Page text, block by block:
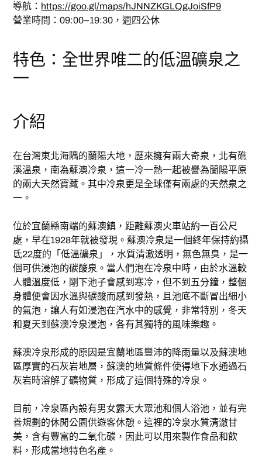
導航： https://goo.gl/maps/hJNNZKGLQgJoiSfP9
營業時間：09:00~19:30，週四公休
特色：全世界唯二的低溫礦泉之
一
介紹
在台灣東北海隅的蘭陽大地，歷來擁有兩大奇泉，北有礁
溪溫泉，南為蘇澳冷泉，這一冷一熱一起被譽為蘭陽平原
的兩大天然寶藏。其中冷泉更是全球僅有兩處的天然泉之
一。
位於宜蘭縣南端的蘇澳鎮，距離蘇澳火車站約一百公尺
處，早在1928年就被發現。蘇澳冷泉是一個終年保持約攝
氐22度的「低溫礦泉」，水質清澈透明，無色無臭，是一
個可供浸泡的碳酸泉。當人們泡在冷泉中時，由於水溫較
人體溫度低，剛下池子會感到寒冷，但不到五分鐘，整個
身體便會因水溫與碳酸而感到發熱，且池底不斷冒出細小
的氣泡，讓人有如浸泡在汽水中的感覺，非常特別，冬天
和夏天到蘇澳冷泉浸泡，各有其獨特的風味樂趣。
蘇澳冷泉形成的原因是宜蘭地區豐沛的降雨量以及蘇澳地
區厚實的石灰岩地層，蘇澳的地質條件使得地下水通過石
灰岩時溶解了礦物質，形成了這個特殊的冷泉。
目前，冷泉區內設有男女露天大眾池和個人浴池，並有完
善規劃的休閒公園供遊客休憩。這裡的冷泉水質清澈甘
美，含有豐富的二氧化碳，因此可以用來製作食品和飲
料，形成當地特色名產。